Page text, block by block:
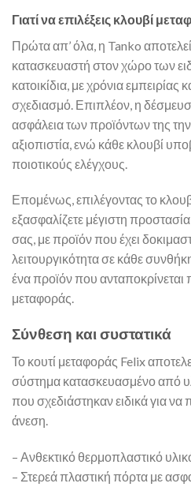
Γιατί να επιλέξεις κλουβί
Πρώτα απ’ όλα, η Tanko
κατασκευαστή στον χώρο των
κατοικίδια, με χρόνια
σχεδιασμό. Επιπλέον, η
ασφάλεια των προϊόντων της
αξιοπιστία, ενώ κάθε κλουβί
ποιοτικούς ελέγχους.
Επομένως, επιλέγοντας το
εξασφαλίζετε μέγιστη προστασία
σας, με προϊόν που έχει
λειτουργικότητα σε κάθε
ένα προϊόν που
μεταφοράς.
Σύνθεση και συστατικά
Το κουτί μεταφοράς Felix
σύστημα κατασκευασμένο από
που σχεδιάστηκαν ειδικά για
άνεση.
– Ανθεκτικό θερμοπλαστικό
– Στερεά πλαστική πόρτα με